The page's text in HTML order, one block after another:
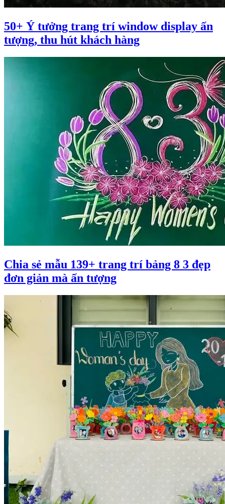
50+ Ý tưởng trang trí window display ấn
tượng, thu hút khách hàng
Chia sẻ mẫu 139+ trang trí bảng 8 3 đẹp
đơn giản mà ấn tượng